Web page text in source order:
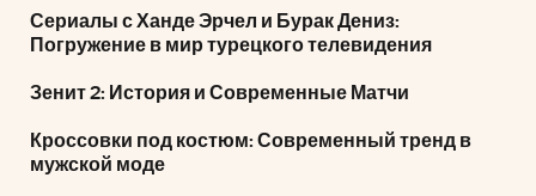
Сериалы с Ханде Эрчел и Бурак Дениз:
Погружение в мир турецкого телевидения
Зенит 2: История и Современные Матчи
Кроссовки под костюм: Современный тренд в
мужской моде